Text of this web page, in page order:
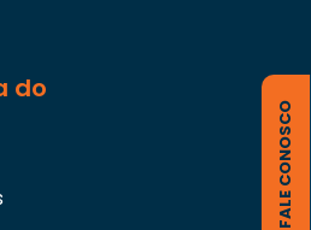
do
FALE CONOSCO